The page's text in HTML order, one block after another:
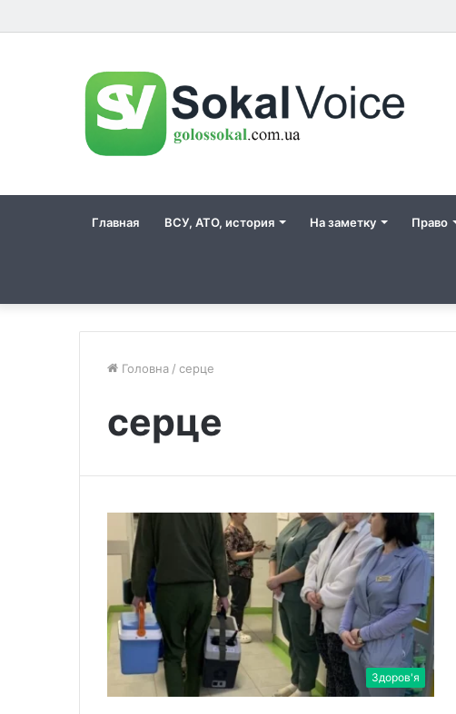
Главная ВСУ, АТО, история На заметку Право
Головна / серце
серце
Здоров'я